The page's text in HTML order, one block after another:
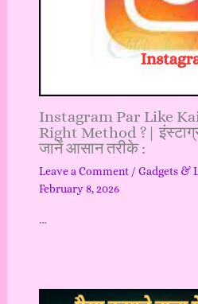
Instagram Par Like
Right Method ?|
जानें आसान तरीके :
Leave a Comment / Gadgets &
February 8, 2026
…